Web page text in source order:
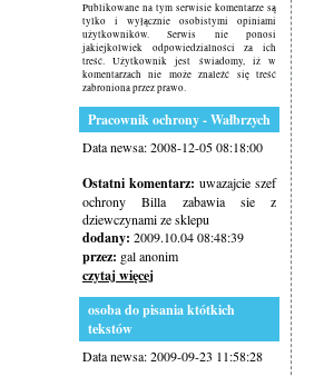
Publikowane na tym serwisie komentarze są
tylko i wyłącznie osobistymi opiniami
użytkowników. Serwis nie ponosi
jakiejkolwiek odpowiedzialności za ich
treść. Użytkownik jest świadomy, iż w
komentarzach nie może znaleźć się treść
zabroniona przez prawo.
Pracownik ochrony - Wałbrzych
Data newsa: 2008-12-05 08:18:00
Ostatni komentarz: uwazajcie szef
ochrony Billa zabawia sie z
dziewczynami ze sklepu
dodany: 2009.10.04 08:48:39
przez: gal anonim
czytaj więcej
osoba do pisania któtkich
tekstów
Data newsa: 2009-09-23 11:58:28